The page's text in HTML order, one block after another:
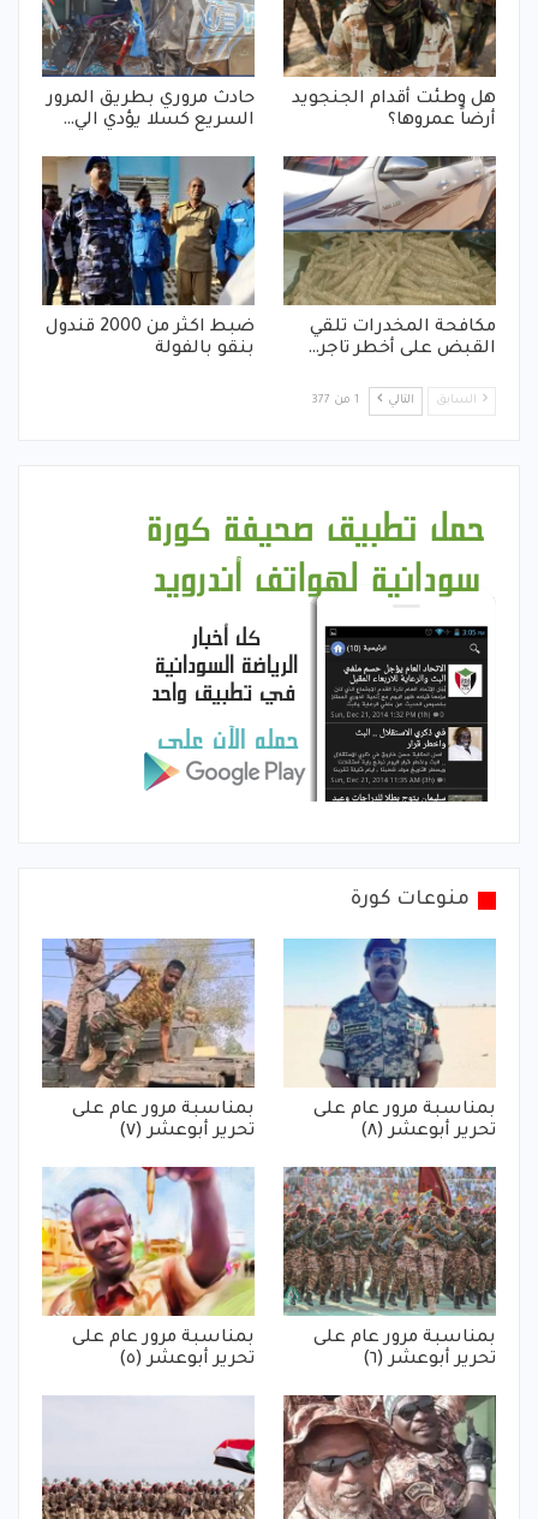
هل وطئت أقدام الجنجويد
أرضاً عمروها؟
حادث مروري بطريق المرور
السريع كسلا يؤدي الي…
مكافحة المخدرات تلقي
القبض على أخطر تاجر…
ضبط اكثر من 2000 قندول
بنقو بالفولة
السابق التالي 1 من 377
منوعات كورة
بمناسبة مرور عام على
تحرير أبوعشر (٨)
بمناسبة مرور عام على
تحرير أبوعشر (٧)
بمناسبة مرور عام على
تحرير أبوعشر (٦)
بمناسبة مرور عام على
تحرير أبوعشر (٥)